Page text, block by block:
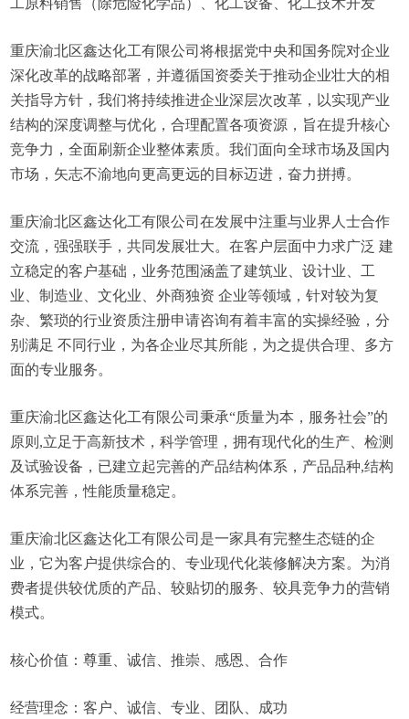
工原料销售（除危险化学品）、化工设备、化工技术开发
重庆渝北区鑫达化工有限公司将根据党中央和国务院对企业
深化改革的战略部署，并遵循国资委关于推动企业壮大的相
关指导方针，我们将持续推进企业深层次改革，以实现产业
结构的深度调整与优化，合理配置各项资源，旨在提升核心
竞争力，全面刷新企业整体素质。我们面向全球市场及国内
市场，矢志不渝地向更高更远的目标迈进，奋力拼搏。
重庆渝北区鑫达化工有限公司在发展中注重与业界人士合作
交流，强强联手，共同发展壮大。在客户层面中力求广泛 建
立稳定的客户基础，业务范围涵盖了建筑业、设计业、工
业、制造业、文化业、外商独资 企业等领域，针对较为复
杂、繁琐的行业资质注册申请咨询有着丰富的实操经验，分
别满足 不同行业，为各企业尽其所能，为之提供合理、多方
面的专业服务。
重庆渝北区鑫达化工有限公司秉承“质量为本，服务社会”的
原则,立足于高新技术，科学管理，拥有现代化的生产、检测
及试验设备，已建立起完善的产品结构体系，产品品种,结构
体系完善，性能质量稳定。
重庆渝北区鑫达化工有限公司是一家具有完整生态链的企
业，它为客户提供综合的、专业现代化装修解决方案。为消
费者提供较优质的产品、较贴切的服务、较具竞争力的营销
模式。
核心价值：尊重、诚信、推崇、感恩、合作
经营理念：客户、诚信、专业、团队、成功